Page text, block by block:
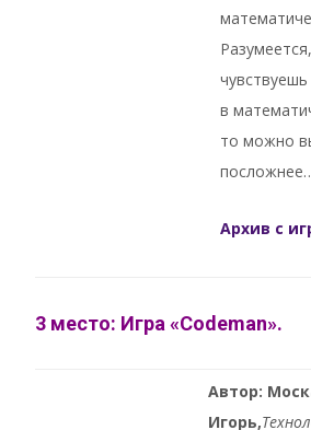
в
то можно
Архив с
3 место: Игра «Codeman».
Автор:
Игорь,